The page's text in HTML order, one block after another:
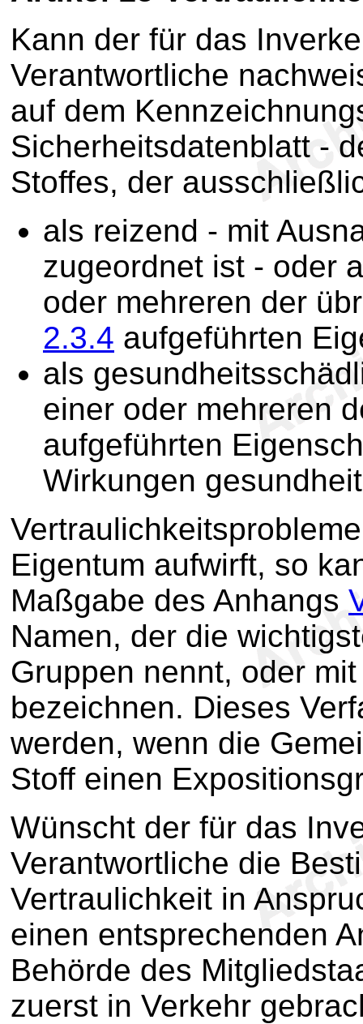
Kann der für das
Verantwortliche
auf dem
Sicherheitsdatenblatt -
Stoffes, der
als reizend - mit
zugeordnet ist - oder
oder mehreren der
2.3.4 aufgeführten
als
einer oder mehreren
aufgeführten
Wirkungen
Eigentum aufwirft, so
Maßgabe des Anhangs
Namen, der die
Gruppen nennt, oder
bezeichnen. Dieses
werden, wenn die
Stoff einen
Wünscht der für das
Verantwortliche die
Vertraulichkeit in
einen entsprechenden
Behörde des
zuerst in Verkehr